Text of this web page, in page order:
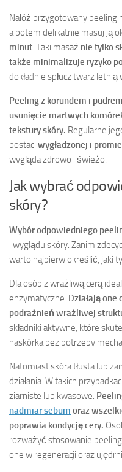
Nałóż przygotowany peeling
a potem delikatnie masuj ją
minut. Taki masaż nie tylko
także minimalizuje ryzyko
dokładnie spłucz twarz letnią
Peeling z korundem i
usunięcie martwych
tekstury skóry. Regularne
postaci wygładzonej i
wygląda zdrowo i świeżo.
Jak wybrać
skóry?
Wybór odpowiedniego
i wyglądu skóry. Zanim
warto najpierw określić, jaki
Dla osób z wrażliwą cerą
enzymatyczne. Działają one
podrażnień wrażliwej
składniki aktywne, które
naskórka bez potrzeby
Natomiast skóra tłusta lub
działania. W takich
ziarniste lub kwasowe.
nadmiar sebum oraz
poprawia kondycję cery.
rozważyć stosowanie
one w regeneracji oraz